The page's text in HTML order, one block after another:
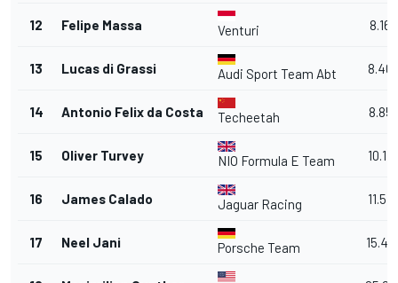
12 Felipe Massa Venturi 8.166
13 Lucas di Grassi Audi Sport Team Abt
14 Antonio Felix da Costa Techeetah
15 Oliver Turvey NIO Formula E Team
16 James Calado Jaguar Racing
17 Neel Jani Porsche Team